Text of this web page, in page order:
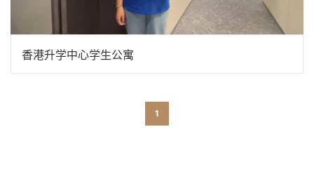
香港升学中心学生公寓
1